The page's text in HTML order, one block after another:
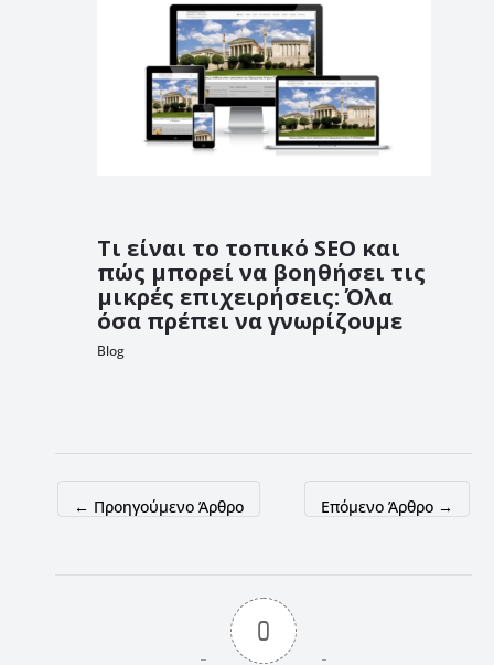
Τι είναι το τοπικό SEO και
πώς μπορεί να βοηθήσει τις
μικρές επιχειρήσεις: Όλα
όσα πρέπει να γνωρίζουμε
Blog
← Προηγούμενο Άρθρο Επόμενο Άρθρο →
0